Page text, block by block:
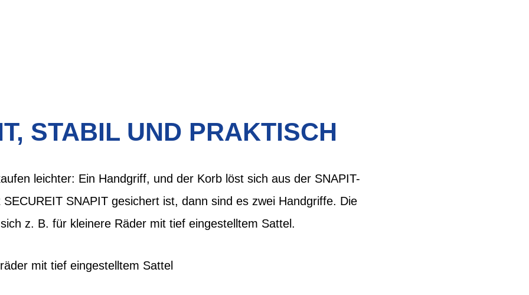
STABIL UND PRAKTISCH
leichter: Ein Handgriff, und der Korb löst sich aus der SNAPIT-
SNAPIT gesichert ist, dann sind es zwei Handgriffe. Die
z. B. für kleinere Räder mit tief eingestelltem Sattel.
mit tief eingestelltem Sattel